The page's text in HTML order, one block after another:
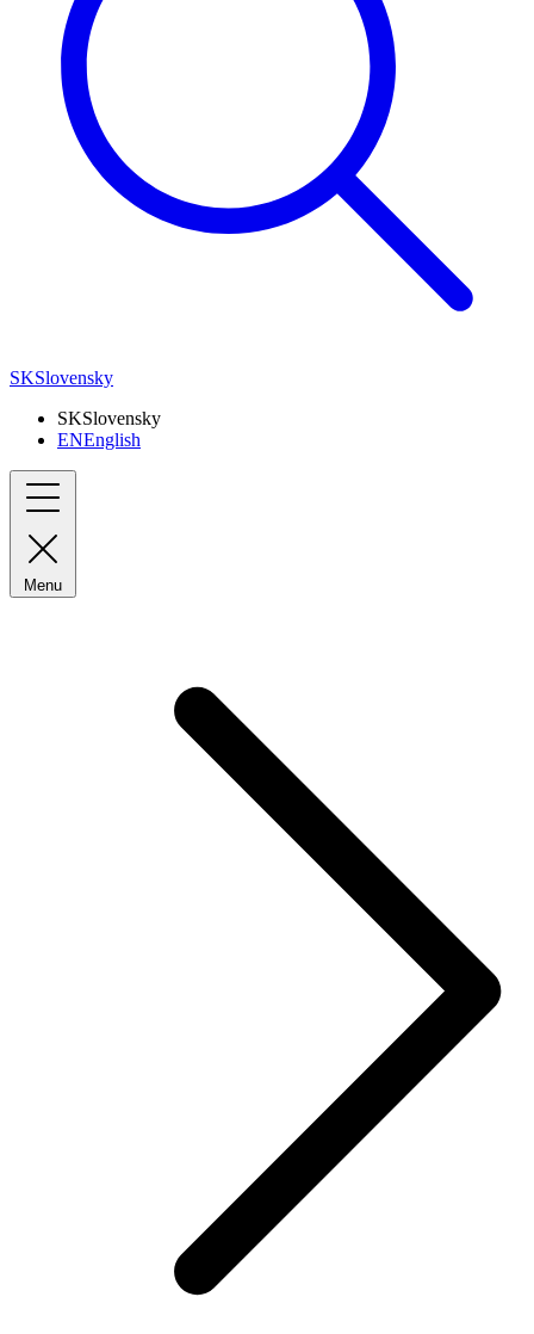
SKSlovensky
SKSlovensky
ENEnglish
Menu